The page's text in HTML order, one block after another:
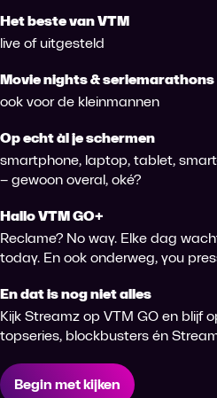
Het beste van VTM
live of uitgesteld
Movie nights & seriemarathons
ook voor de kleinmannen
Op echt àl je schermen
smartphone, laptop, tablet,
– gewoon overal, oké?
Hallo VTM GO+
Reclame? No way. Elke dag
today. En ook onderweg, you
En dat is nog niet alles
Kijk Streamz op VTM GO en blijf
topseries, blockbusters én
Begin met kijken